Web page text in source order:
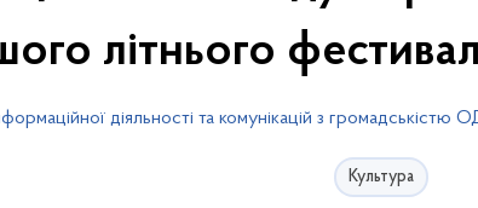
літнього
діяльності та комунікацій з громадськістю
Культура